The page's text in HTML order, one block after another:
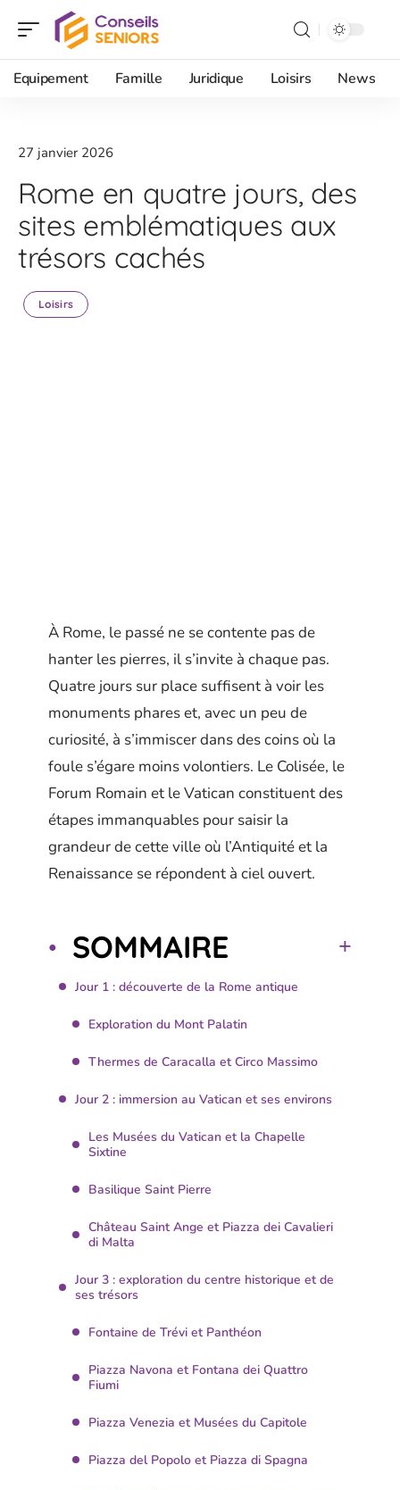
Equipement Famille Juridique Loisirs News
27 janvier 2026
Rome en quatre jours, des
sites emblématiques aux
trésors cachés
Loisirs
À Rome, le passé ne se contente pas de
hanter les pierres, il s’invite à chaque pas.
Quatre jours sur place suffisent à voir les
monuments phares et, avec un peu de
curiosité, à s’immiscer dans des coins où la
foule s’égare moins volontiers. Le Colisée, le
Forum Romain et le Vatican constituent des
étapes immanquables pour saisir la
grandeur de cette ville où l’Antiquité et la
Renaissance se répondent à ciel ouvert.
SOMMAIRE
Jour 1 : découverte de la Rome antique
Exploration du Mont Palatin
Thermes de Caracalla et Circo Massimo
Jour 2 : immersion au Vatican et ses environs
Les Musées du Vatican et la Chapelle
Sixtine
Basilique Saint Pierre
Château Saint Ange et Piazza dei Cavalieri
di Malta
Jour 3 : exploration du centre historique et de
ses trésors
Fontaine de Trévi et Panthéon
Piazza Navona et Fontana dei Quattro
Fiumi
Piazza Venezia et Musées du Capitole
Piazza del Popolo et Piazza di Spagna